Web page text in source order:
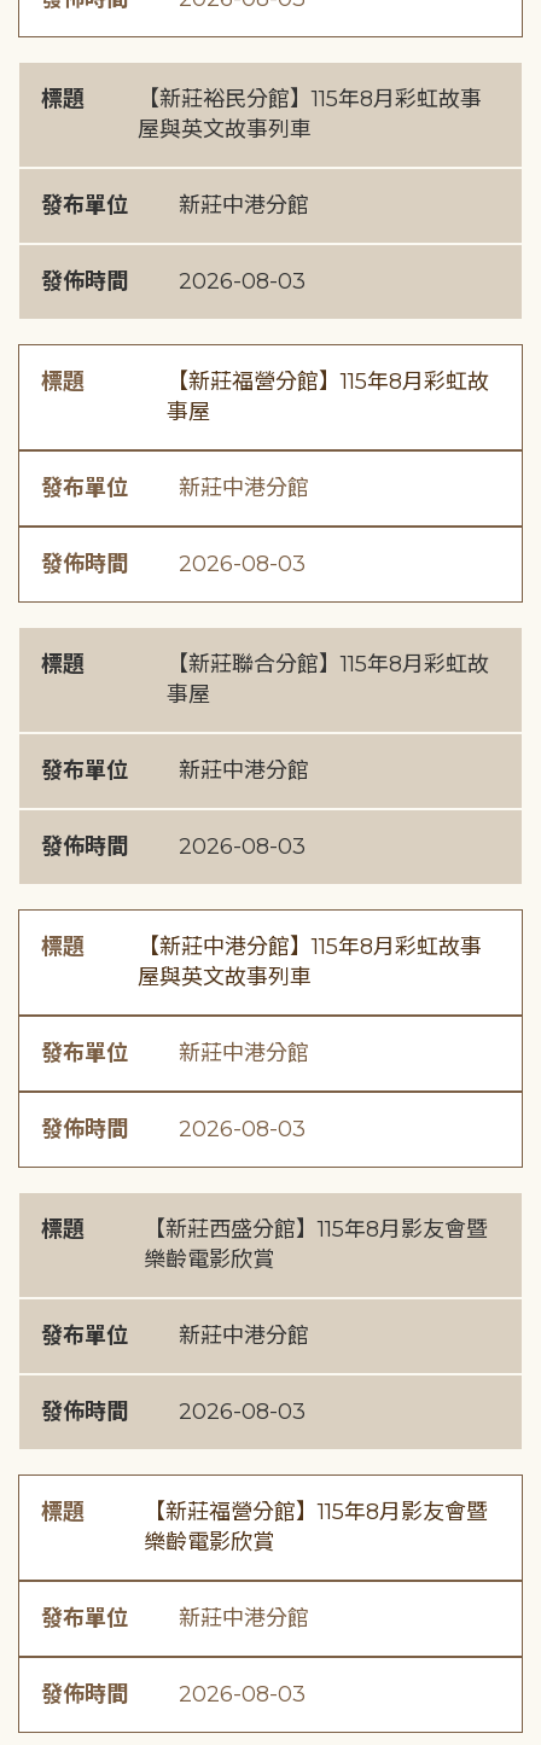
標題
【新莊裕民分館】115年8月彩虹故事
屋與英文故事列車
發布單位 新莊中港分館
發佈時間 2026-08-03
標題
【新莊福營分館】115年8月彩虹故
事屋
發布單位 新莊中港分館
發佈時間 2026-08-03
標題
【新莊聯合分館】115年8月彩虹故
事屋
發布單位 新莊中港分館
發佈時間 2026-08-03
標題
【新莊中港分館】115年8月彩虹故事
屋與英文故事列車
發布單位 新莊中港分館
發佈時間 2026-08-03
標題
【新莊西盛分館】115年8月影友會暨
樂齡電影欣賞
發布單位 新莊中港分館
發佈時間 2026-08-03
標題
【新莊福營分館】115年8月影友會暨
樂齡電影欣賞
發布單位 新莊中港分館
發佈時間 2026-08-03